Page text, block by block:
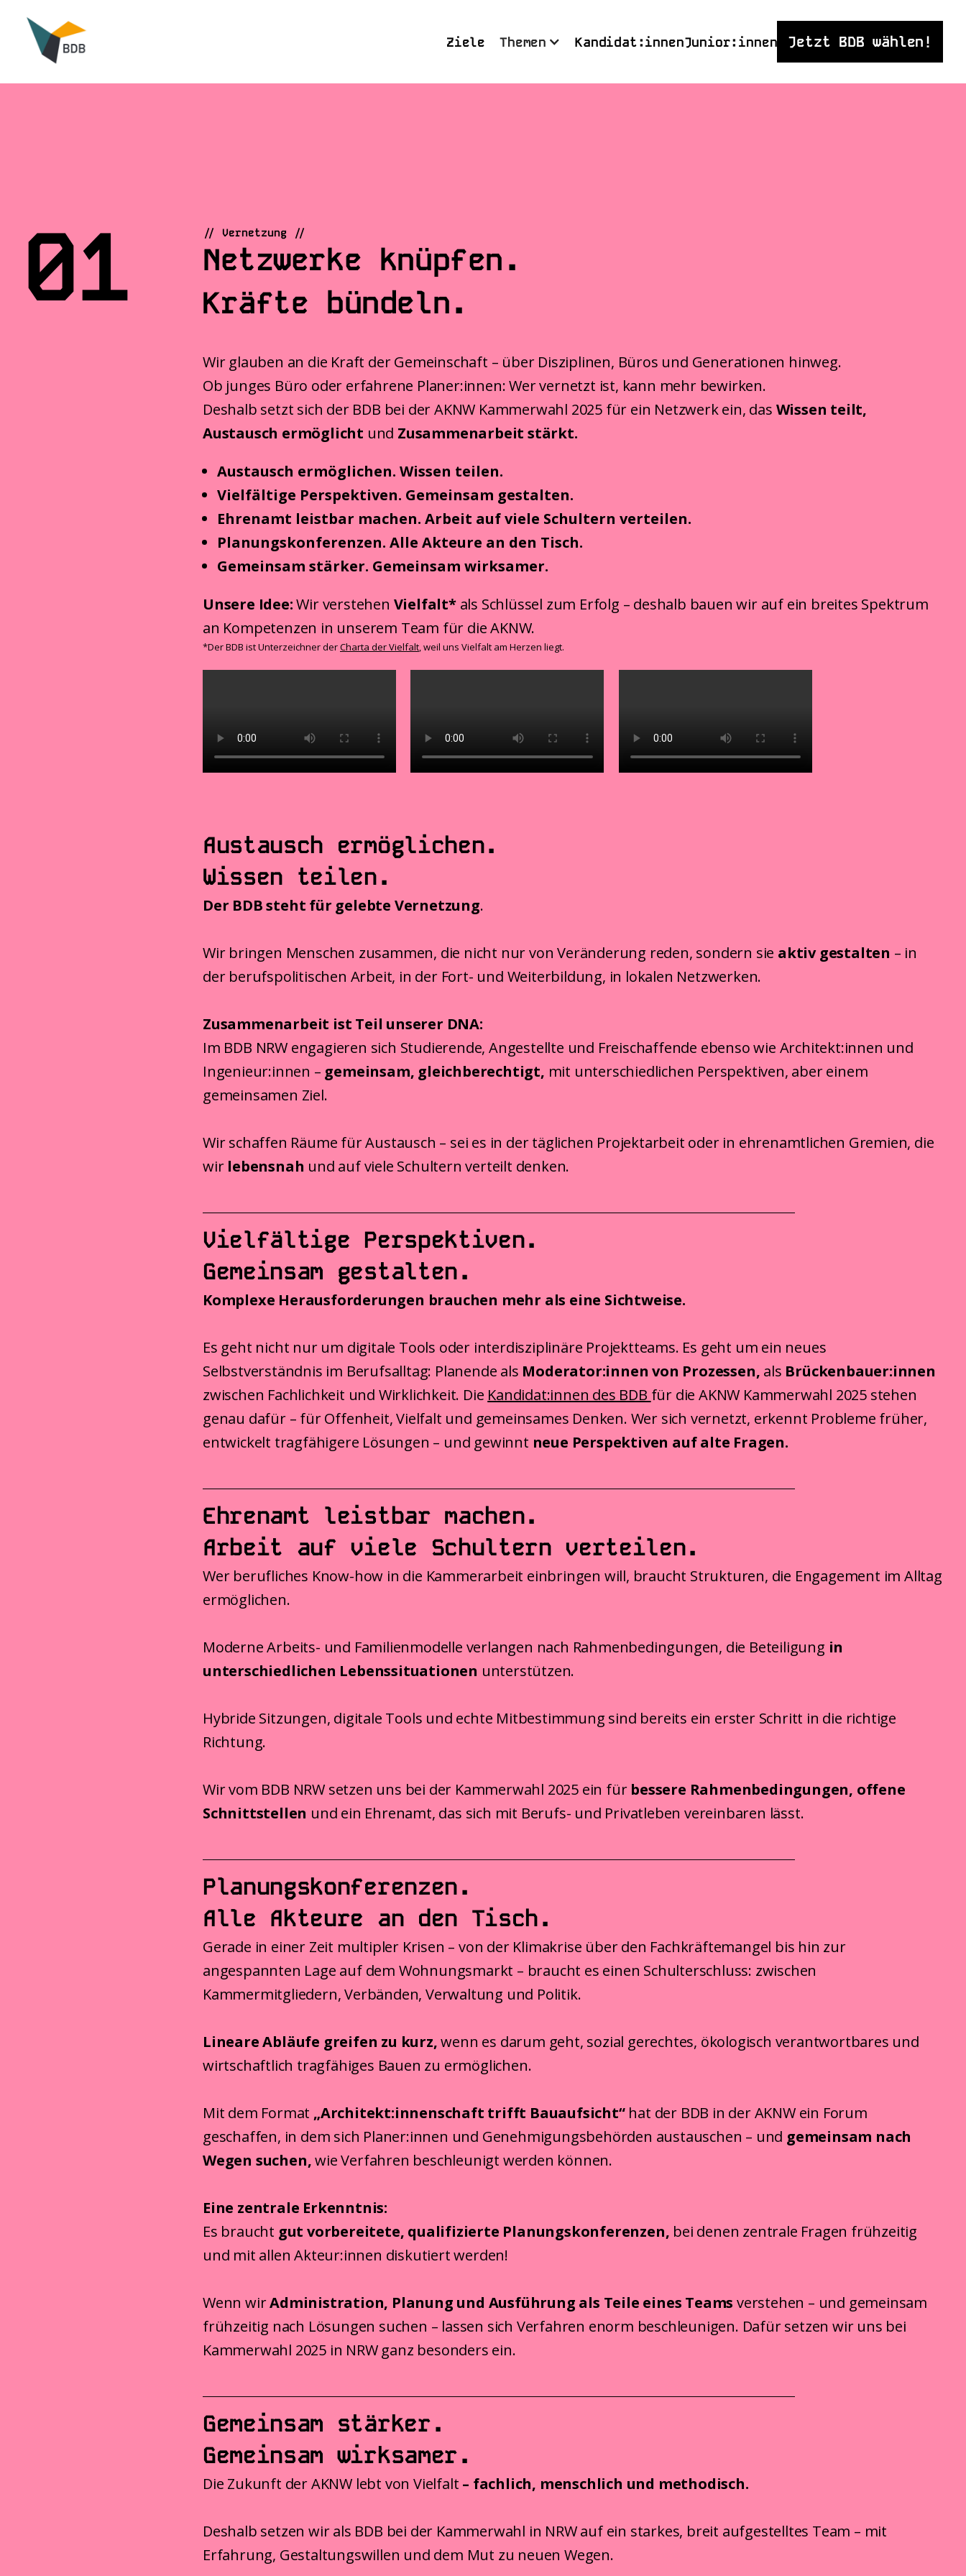
Ziele Themen Kandidat:innenJunior:innen Jetzt BDB wählen!
01 // Vernetzung //
Netzwerke knüpfen.
Kräfte bündeln.
Wir glauben an die Kraft der Gemeinschaft – über Disziplinen, Büros und Generationen hinweg.
Ob junges Büro oder erfahrene Planer:innen: Wer vernetzt ist, kann mehr bewirken.
Deshalb setzt sich der BDB bei der AKNW Kammerwahl 2025 für ein Netzwerk ein, das Wissen teilt,
Austausch ermöglicht und Zusammenarbeit stärkt.
Austausch ermöglichen. Wissen teilen.
Vielfältige Perspektiven. Gemeinsam gestalten.
Ehrenamt leistbar machen. Arbeit auf viele Schultern verteilen.
Planungskonferenzen. Alle Akteure an den Tisch.
Gemeinsam stärker. Gemeinsam wirksamer.
Unsere Idee:Wir verstehen Vielfalt*als Schlüssel zum Erfolg – deshalb bauen wir auf ein breites Spektrum
an Kompetenzen in unserem Team für die AKNW.
*Der BDB ist Unterzeichner derCharta der Vielfalt, weil uns Vielfalt am Herzen liegt.
Austausch ermöglichen.
Wissen teilen.
Der BDB steht für gelebte Vernetzung.
Wir bringen Menschen zusammen, die nicht nur von Veränderung reden, sondern sie aktiv gestalten – in
der berufspolitischen Arbeit, in der Fort- und Weiterbildung, in lokalen Netzwerken.
Zusammenarbeit ist Teil unserer DNA:
Im BDB NRW engagieren sich Studierende, Angestellte und Freischaffende ebenso wie Architekt:innen und
Ingenieur:innen – gemeinsam, gleichberechtigt, mit unterschiedlichen Perspektiven, aber einem
gemeinsamen Ziel.
Wir schaffen Räume für Austausch – sei es in der täglichen Projektarbeit oder in ehrenamtlichen Gremien, die
wir lebensnah und auf viele Schultern verteilt denken.
Vielfältige Perspektiven.
Gemeinsam gestalten.
Komplexe Herausforderungen brauchen mehr als eine Sichtweise.
Es geht nicht nur um digitale Tools oder interdisziplinäre Projektteams. Es geht um ein neues
Selbstverständnis im Berufsalltag: Planende als Moderator:innen von Prozessen, als Brückenbauer:innen
zwischen Fachlichkeit und Wirklichkeit. Die Kandidat:innen des BDB für die AKNW Kammerwahl 2025 stehen
genau dafür – für Offenheit, Vielfalt und gemeinsames Denken. Wer sich vernetzt, erkennt Probleme früher,
entwickelt tragfähigere Lösungen – und gewinnt neue Perspektiven auf alte Fragen.
Ehrenamt leistbar machen.
Arbeit auf viele Schultern verteilen.
Wer berufliches Know-how in die Kammerarbeit einbringen will, braucht Strukturen, die Engagement im Alltag
ermöglichen.
Moderne Arbeits- und Familienmodelle verlangen nach Rahmenbedingungen, die Beteiligung in
unterschiedlichen Lebenssituationen unterstützen.
Hybride Sitzungen, digitale Tools und echte Mitbestimmung sind bereits ein erster Schritt in die richtige
Richtung.
Wir vom BDB NRW setzen uns bei der Kammerwahl 2025 ein für bessere Rahmenbedingungen, offene
Schnittstellen und ein Ehrenamt, das sich mit Berufs- und Privatleben vereinbaren lässt.
Planungskonferenzen.
Alle Akteure an den Tisch.
Gerade in einer Zeit multipler Krisen – von der Klimakrise über den Fachkräftemangel bis hin zur
angespannten Lage auf dem Wohnungsmarkt – braucht es einen Schulterschluss: zwischen
Kammermitgliedern, Verbänden, Verwaltung und Politik.
Lineare Abläufe greifen zu kurz,wenn es darum geht, sozial gerechtes, ökologisch verantwortbares und
wirtschaftlich tragfähiges Bauen zu ermöglichen.
Mit dem Format „Architekt:innenschaft trifft Bauaufsicht“hat der BDB in der AKNW ein Forum
geschaffen, in dem sich Planer:innen und Genehmigungsbehörden austauschen – und gemeinsam nach
Wegen suchen,wie Verfahren beschleunigt werden können.
Eine zentrale Erkenntnis:
Es braucht gut vorbereitete, qualifizierte Planungskonferenzen, bei denen zentrale Fragen frühzeitig
und mit allen Akteur:innen diskutiert werden!
Wenn wirAdministration, Planung und Ausführung als Teile eines Teams verstehen – und gemeinsam
frühzeitig nach Lösungen suchen – lassen sich Verfahren enorm beschleunigen. Dafür setzen wir uns bei
Kammerwahl 2025 in NRW ganz besonders ein.
Gemeinsam stärker.
Gemeinsam wirksamer.
Die Zukunft der AKNW lebt von Vielfalt – fachlich, menschlich und methodisch.
Deshalb setzen wir als BDB bei der Kammerwahl in NRW auf ein starkes, breit aufgestelltes Team – mit
Erfahrung, Gestaltungswillen und dem Mut zu neuen Wegen.